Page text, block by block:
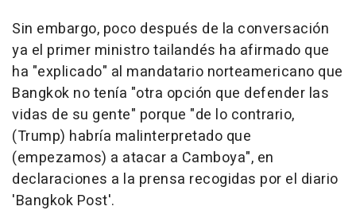
Sin embargo, poco después de la conversación
ya el primer ministro tailandés ha afirmado que
ha "explicado" al mandatario norteamericano que
Bangkok no tenía "otra opción que defender las
vidas de su gente" porque "de lo contrario,
(Trump) habría malinterpretado que
(empezamos) a atacar a Camboya", en
declaraciones a la prensa recogidas por el diario
'Bangkok Post'.